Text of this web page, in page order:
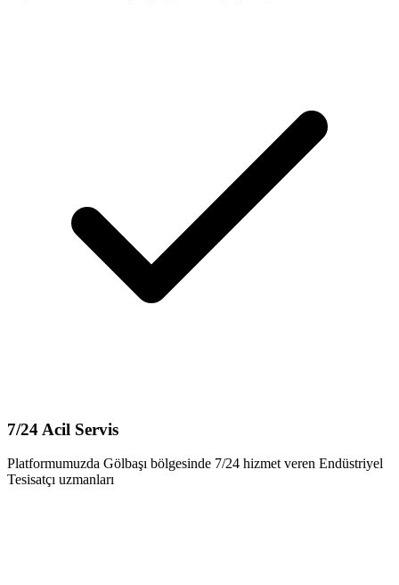
7/24 Acil Servis
Platformumuzda Gölbaşı bölgesinde 7/24 hizmet veren Endüstriyel
Tesisatçı uzmanları